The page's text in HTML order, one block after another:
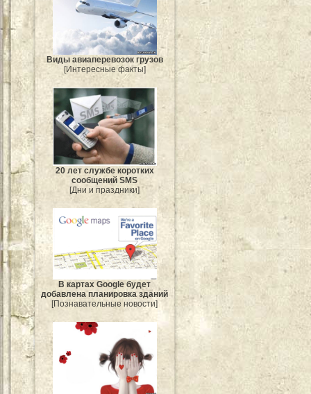
Виды авиаперевозок грузов
[Интересные факты]
20 лет службе коротких
сообщений SMS
[Дни и праздники]
В картах Google будет
добавлена планировка зданий
[Познавательные новости]